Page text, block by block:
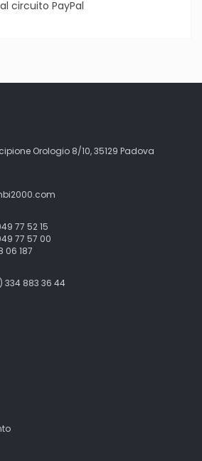
circuito PayPal
Orologio 8/10, 35129 Padova
77 52 15
77 57 00
06 187
883 36 44